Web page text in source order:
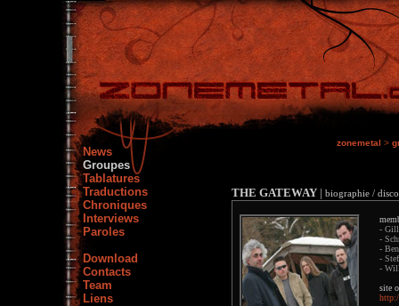
News
Groupes
Tablatures
Traductions
Chroniques
Interviews
Paroles
Download
Contacts
Team
Liens
zonemetal >
THE GATEWAY | biographie /
-
-
-
-
-
site